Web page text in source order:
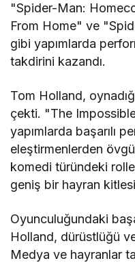
"Spider-Man:
From Home" ve
gibi yapımlarda
takdirini kazandı.
Tom Holland,
çekti. "The
yapımlarda başarılı
eleştirmenlerden
komedi türündeki
geniş bir hayran
Oyunculuğundaki
Holland, dürüstlüğü
Medya ve hayranlar